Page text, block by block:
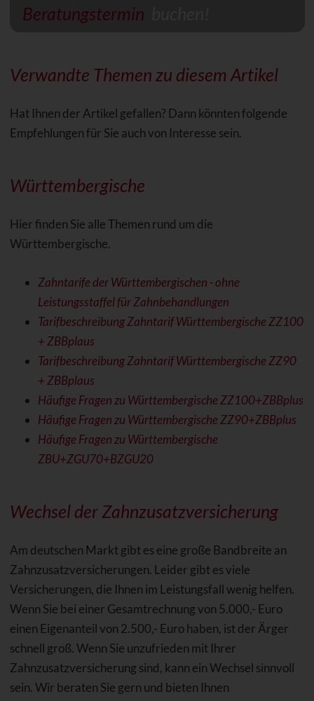
Beratungstermin
Verwandte Themen zu diesem Artikel
Hat Ihnen der Artikel gefallen? Dann könnten folgende
Empfehlungen für Sie auch von Interesse sein.
Württembergische
Hier finden Sie alle Themen rund um die
Württembergische.
Zahntarife der Württembergischen - ohne
Leistungsstaffel für Zahnbehandlungen
Tarifbeschreibung Zahntarif Württembergische ZZ100
+ ZBBplaus
Tarifbeschreibung Zahntarif Württembergische ZZ90
+ ZBBplaus
Häufige Fragen zu Württembergische ZZ100+ZBBplus
Häufige Fragen zu Württembergische ZZ90+ZBBplus
Häufige Fragen zu Württembergische
ZBU+ZGU70+BZGU20
Wechsel der Zahnzusatzversicherung
Am deutschen Markt gibt es eine große Bandbreite an
Zahnzusatzversicherungen. Leider gibt es viele
Versicherungen, die Ihnen im Leistungsfall wenig helfen.
Wenn Sie bei einer Gesamtrechnung von 5.000,- Euro
einen Eigenanteil von 2.500,- Euro haben, ist der Ärger
schnell groß. Wenn Sie unzufrieden mit Ihrer
Zahnzusatzversicherung sind, kann ein Wechsel sinnvoll
sein. Wir beraten Sie gern und bieten Ihnen